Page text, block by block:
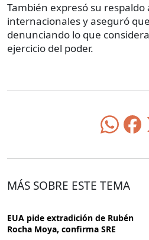
También expresó su
internacionales y aseguró
denunciando lo que
ejercicio del poder.
MÁS SOBRE ESTE TEMA
EUA pide extradición de Rubén
Rocha Moya, confirma SRE